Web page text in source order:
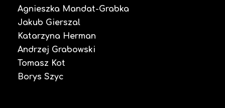
Agnieszka Mandat-Grabka
Jakub Gierszal
Katarzyna Herman
Andrzej Grabowski
Tomasz Kot
Borys Szyc